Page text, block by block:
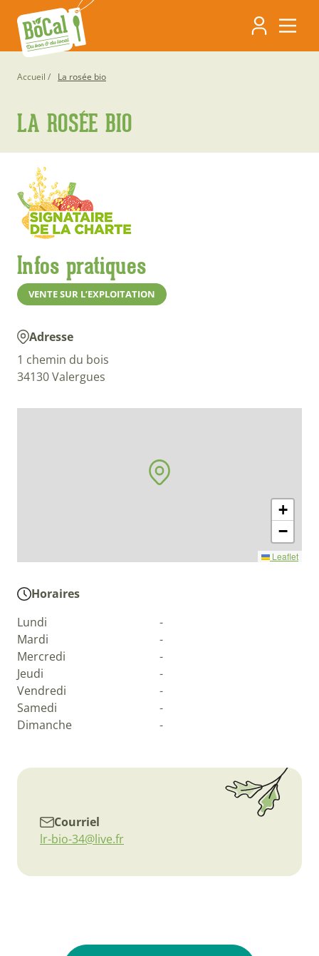
contenu
principal
Fil
d'Ariane
Accueil La rosée bio
LA ROSÉE BIO
Infos pratiques
VENTE SUR L’EXPLOITATION
Adresse
1 chemin du bois
34130 Valergues
+
−
Leaflet
Horaires
Lundi
-
Mardi
-
Mercredi
-
Jeudi
-
Vendredi
-
Samedi
-
Dimanche
-
Courriel
lr-bio-34@live.fr